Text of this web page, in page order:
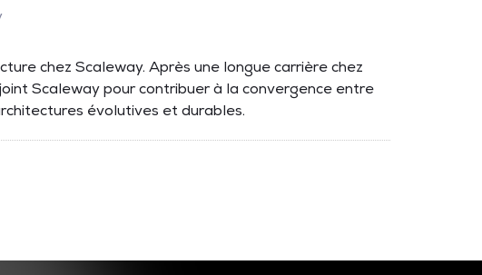
chez Scaleway. Après une longue carrière chez
Scaleway pour contribuer à la convergence entre
évolutives et durables.